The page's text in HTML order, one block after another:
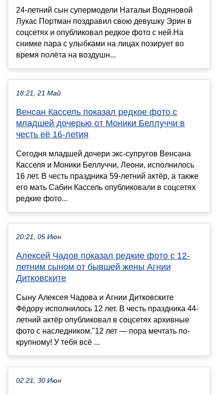
24-летний сын супермодели Натальи Водяновой
Лукас Портман поздравил свою девушку Эрин в
соцсетях и опубликовал редкое фото с ней.На
снимке пара с улыбками на лицах позирует во
время полёта на воздушн...
18:21, 21 Май
Венсан Кассель показал редкое фото с
младшей дочерью от Моники Беллуччи в
честь её 16-летия
Сегодня младшей дочери экс-супругов Венсана
Касселя и Моники Беллуччи, Леони, исполнилось
16 лет. В честь праздника 59-летний актёр, а также
его мать Сабин Кассель опубликовали в соцсетях
редкие фото...
20:21, 05 Июн
Алексей Чадов показал редкие фото с 12-
летним сыном от бывшей жены Агнии
Дитковските
Сыну Алексея Чадова и Агнии Дитковските
Фёдору исполнилось 12 лет. В честь праздника 44-
летний актёр опубликовал в соцсетях архивные
фото с наследником."12 лет — пора мечтать по-
крупному! У тебя всё ...
02:21, 30 Июн